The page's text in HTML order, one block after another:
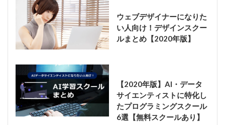
ウェブデザイナーになりた
い人向け！デザインスクー
ルまとめ【2020年版】
【2020年版】AI・データ
サイエンティストに特化し
たプログラミングスクール
6選【無料スクールあり】